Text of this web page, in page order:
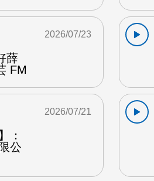
薛
FM
2026/07/23
：
公
2026/07/21